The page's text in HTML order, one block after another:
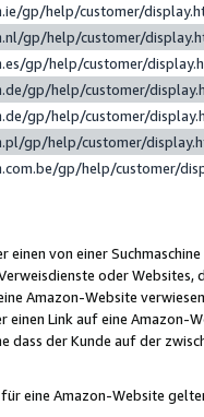
gp/help/customer/
gp/help/customer/
gp/help/customer/
gp/help/customer/
gp/help/customer/
gp/help/customer/
gp/help/customer/
einen von einer
oder Websites,
Amazon-Website
einen Link auf eine
dass der Kunde auf der
eine Amazon-Website